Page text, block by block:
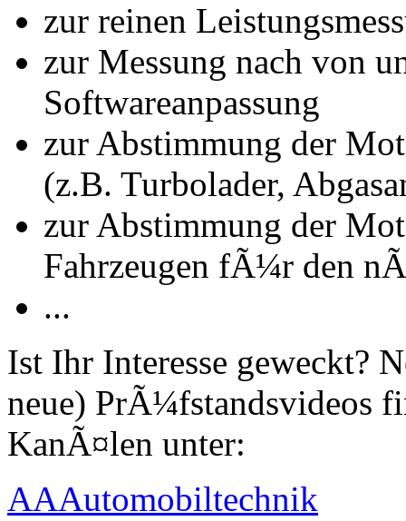
zur reinen
zur Messung nach von
Softwareanpassung
zur Abstimmung der
(z.B. Turbolader,
zur Abstimmung der
Fahrzeugen fÃ¼r den
...
Ist Ihr Interesse geweckt?
neue) PrÃ¼fstandsvideos
KanÃ¤len unter:
AAAutomobiltechnik